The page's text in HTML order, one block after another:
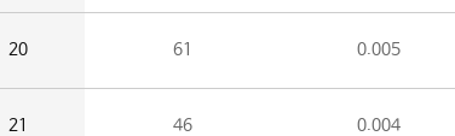
20 61 0.005
21 46 0.004